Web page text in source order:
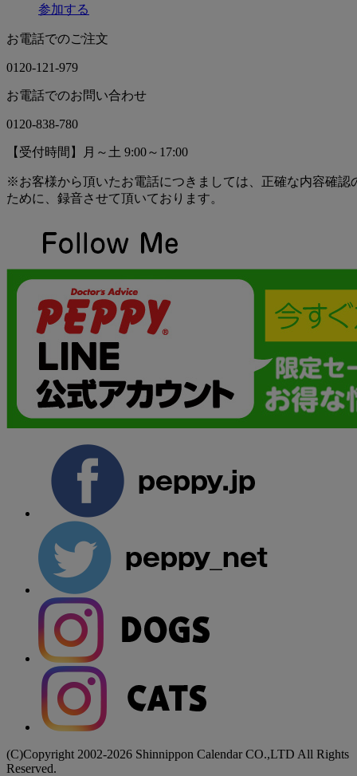
参加する
お電話でのご注文
0120-121-979
お電話でのお問い合わせ
0120-838-780
【受付時間】月～土 9:00～17:00
※お客様から頂いたお電話につきましては、正確な内容確認
ために、録音させて頂いております。
(C)Copyright 2002-2026 Shinnippon Calendar CO.,LTD All Rights
Reserved.